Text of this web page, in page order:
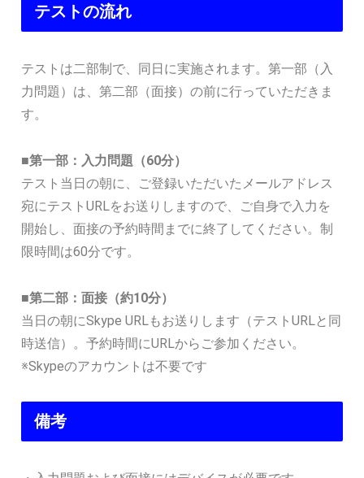
テストの流れ
テストは二部制で、同日に実施されます。第一部（入
力問題）は、第二部（面接）の前に行っていただきま
す。
■第一部：入力問題（60分）
テスト当日の朝に、ご登録いただいたメールアドレス
宛にテストURLをお送りしますので、ご自身で入力を
開始し、面接の予約時間までに終了してください。制
限時間は60分です。
■第二部：面接（約10分）
当日の朝にSkype URLもお送りします（テストURLと同
時送信）。予約時間にURLからご参加ください。
※Skypeのアカウントは不要です
備考